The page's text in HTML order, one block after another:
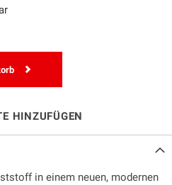
HINZUFÜGEN
in einem neuen, modernen